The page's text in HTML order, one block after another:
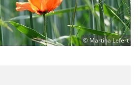
© Martina Lefert